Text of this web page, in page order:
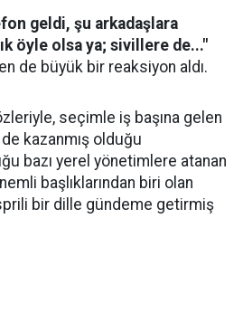
geldi, şu arkadaşlara
öyle olsa ya; sivillere de..."
de büyük bir reaksiyon aldı.
seçimle iş başına gelen
kazanmış olduğu
bazı yerel yönetimlere atanan
başlıklarından biri olan
bir dille gündeme getirmiş